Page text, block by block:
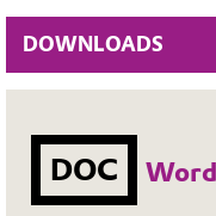
DOWNLOADS
DOC